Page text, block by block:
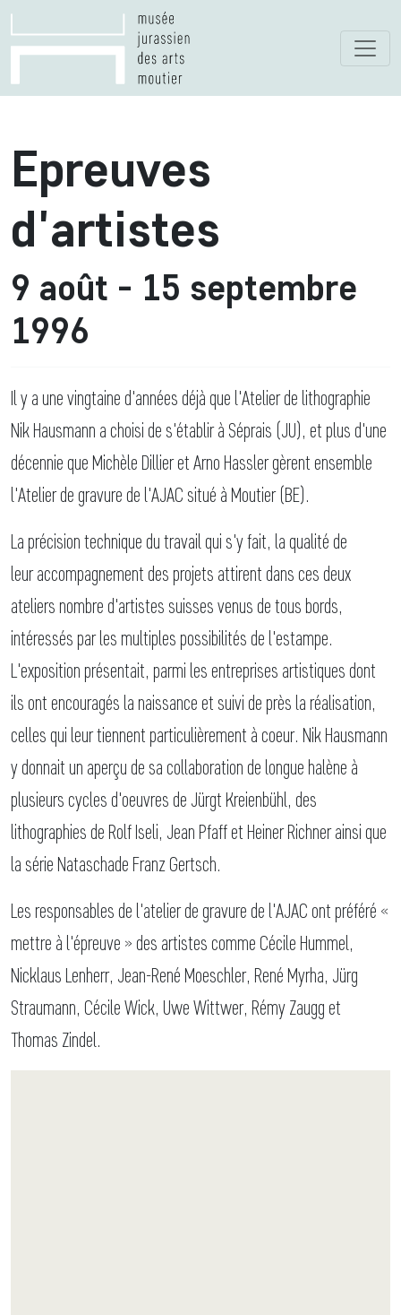
Epreuves
d'artistes
9 août - 15 septembre
1996
Il y a une vingtaine d'années déjà que l'Atelier de lithographie
Nik Hausmann a choisi de s'établir à Séprais (JU), et plus d'une
décennie que Michèle Dillier et Arno Hassler gèrent ensemble
l'Atelier de gravure de l'AJAC situé à Moutier (BE).
La précision technique du travail qui s'y fait, la qualité de
leur accompagnement des projets attirent dans ces deux
ateliers nombre d'artistes suisses venus de tous bords,
intéressés par les multiples possibilités de l'estampe.
L'exposition présentait, parmi les entreprises artistiques dont
ils ont encouragés la naissance et suivi de près la réalisation,
celles qui leur tiennent particulièrement à coeur. Nik Hausmann
y donnait un aperçu de sa collaboration de longue halène à
plusieurs cycles d'oeuvres de Jürgt Kreienbühl, des
lithographies de Rolf Iseli, Jean Pfaff et Heiner Richner ainsi que
la série Nataschade Franz Gertsch.
Les responsables de l'atelier de gravure de l'AJAC ont préféré «
mettre à l'épreuve » des artistes comme Cécile Hummel,
Nicklaus Lenherr, Jean-René Moeschler, René Myrha, Jürg
Straumann, Cécile Wick, Uwe Wittwer, Rémy Zaugg et
Thomas Zindel.